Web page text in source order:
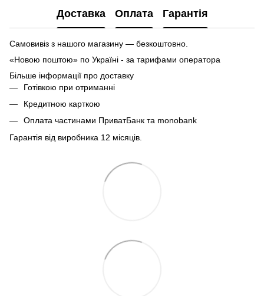
Доставка Оплата Гарантія
Самовивіз з нашого магазину — безкоштовно.
«Новою поштою» по Україні - за тарифами оператора
Більше інформації про доставку
Готівкою при отриманні
Кредитною карткою
Оплата частинами ПриватБанк та monobank
Гарантія від виробника 12 місяців.